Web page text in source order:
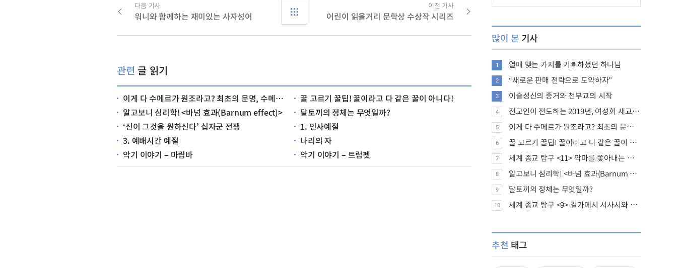
다음 기사
워니와 함께하는 재미있는 사자성어
이전 기사
어린이 읽을거리 문학상 수상작 시리즈
관련 글 읽기
이게 다 수메르가 원조라고? 최초의 문명, 수메르는 어떤 문명이었을까?
꿀 고르기 꿀팁! 꿀이라고 다 같은 꿀이 아니다!
알고보니 심리학! <바넘 효과(Barnum effect)>
달토끼의 정체는 무엇일까?
‘신이 그것을 원하신다’ 십자군 전쟁
1. 인사예절
3. 예배시간 예절
나리의 자
악기 이야기 – 마림바
악기 이야기 – 트럼펫
많이 본 기사
1 열매 맺는 가지를 기뻐하셨던 하나님
2 “새로운 판매 전략으로 도약하자”
3 이슬성신의 증거와 천부교의 시작
4 전교인이 전도하는 2019년, 여성회 새교인 증가 추세
5 이게 다 수메르가 원조라고? 최초의 문명, 수메르는 어떤 문명이었을까?
6 꿀 고르기 꿀팁! 꿀이라고 다 같은 꿀이 아니다!
7 세계 종교 탐구 <11> 악마를 쫓아내는 의식의 뿌리에 대하여
8 알고보니 심리학! <바넘 효과(Barnum effect)>
9 달토끼의 정체는 무엇일까?
10 세계 종교 탐구 <9> 길가메시 서사시와 성경에 대하여
추천 태그